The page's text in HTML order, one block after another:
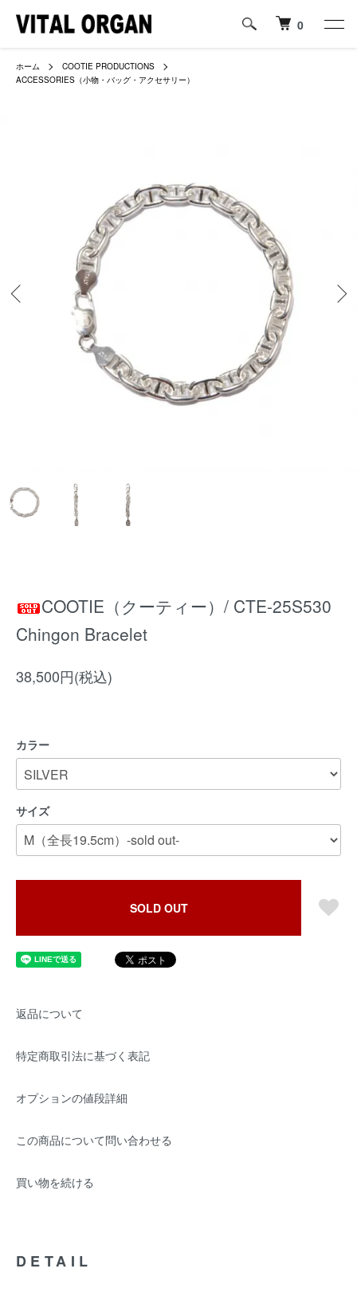
0
ホーム
COOTIE PRODUCTIONS
ACCESSORIES（小物・バッグ・アクセサリー）
COOTIE（クーティー）/ CTE-25S530
Chingon Bracelet
38,500円(税込)
カラー
サイズ
SOLD OUT
返品について
特定商取引法に基づく表記
オプションの値段詳細
この商品について問い合わせる
買い物を続ける
DETAIL